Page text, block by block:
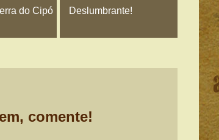
do Cipó
Deslumbrante!
comente!